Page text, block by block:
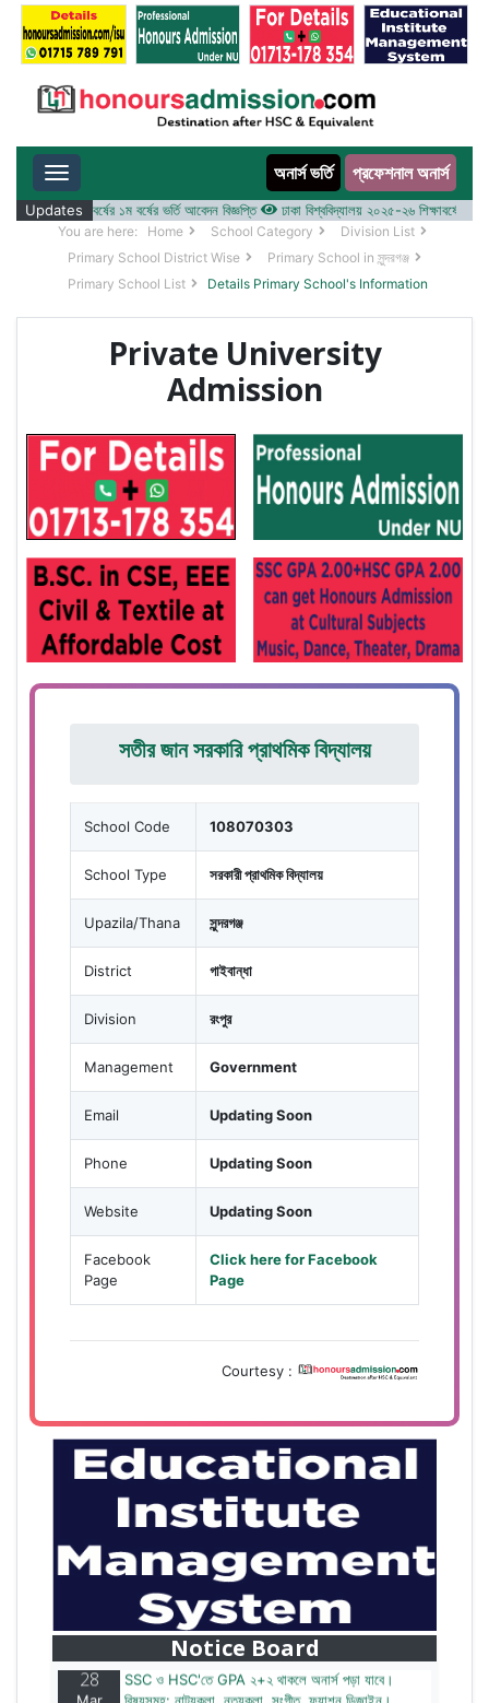
Toggle navigation অনার্স ভর্তি প্রফেশনাল অনার্স
Updates
২০২৫-২৬ শিক্ষাবর্ষের ১ম বর্ষের ভর্তি আবেদন বিজ্ঞপ্তি ঢাকা বিশ্ববিদ্যালয় ২০২৫-২৬ শিক্ষাবর্ষে
You are here: Home School Category
Division List
Primary School District Wise
Primary School in সুন্দরগঞ্জ
Primary School List
Details Primary School's Information
Private University
Admission
সতীর জান সরকারি প্রাথমিক বিদ্যালয়
School Code 108070303
School Type সরকারী প্রাথমিক বিদ্যালয়
Upazila/Thana সুন্দরগঞ্জ
District গাইবান্ধা
Division রংপুর
Management Government
Email Updating Soon
Phone Updating Soon
Website Updating Soon
Facebook
Page
Click here for Facebook
Page
Courtesy :
Notice Board
বাজেটের মধ্যে প্রাইভেট ইউনিভার্সিটিতে অনার্স পড়ার সুযোগ।
২০টির অধিক বিষয়, ৪ বছরে মোট খরচ ২ লক্ষ থেকে ৫ লক্ষ টাকা।
আবেদন লিংকঃ HonoursAdmission.com/apply
28
Mar
SSC ও HSC'তে GPA ২+২ থাকলে অনার্স পড়া যাবে।
বিষয়সমূহ: নাট্যকলা, নৃত্যকলা, সংগীত, ফ্যাশন ডিজাইন।